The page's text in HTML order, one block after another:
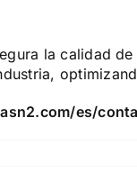
la calidad
es/